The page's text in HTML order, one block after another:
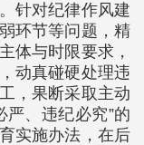
针对纪律作风建
环节等问题，精
体与时限要求，
动真碰硬处理违
，果断采取主动
严、违纪必究”的
实施办法，在后